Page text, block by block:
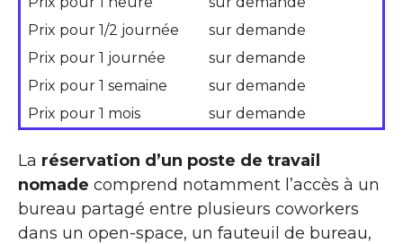
Prix pour 1/2 journée
sur demande
Prix pour 1 journée
sur demande
Prix pour 1 semaine
sur demande
Prix pour 1 mois
sur demande
La réservation d’un poste de travail
nomade comprend notamment l’accès à un
bureau partagé entre plusieurs coworkers
dans un open-space, un fauteuil de bureau,